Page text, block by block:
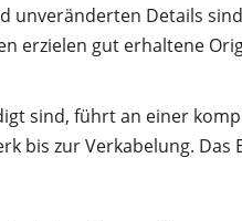
unveränderten Details
erzielen gut erhaltene
sind, führt an einer
bis zur Verkabelung. Das